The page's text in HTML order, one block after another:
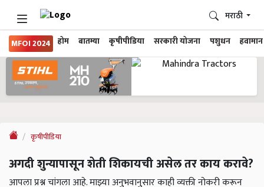
MFOI 2024 होम बातम्या कृषीपीडिया सरकारी योजना पशुधन हवामान
मराठी
कृषीपीडिया
अगदी शुन्यापासून शेती शिकायची असेल तर काय करावे?
आपला प्रश्न चांगला आहे. माझ्या अनुभवानुसार काही व्यक्ती नोकरी करून